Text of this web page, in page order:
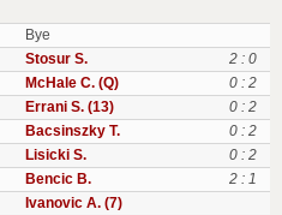
Bye
Stosur S.
2 : 0
McHale C. (Q)
0 : 2
Errani S. (13)
0 : 2
Bacsinszky T.
0 : 2
Lisicki S.
0 : 2
Bencic B.
2 : 1
Ivanovic A. (7)